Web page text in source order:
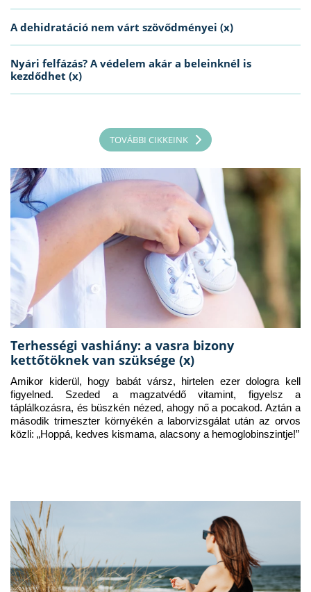
A dehidratáció nem várt szövődményei (x)
Nyári felfázás? A védelem akár a beleinknél is
kezdődhet (x)
TOVÁBBI CIKKEINK
Terhességi vashiány: a vasra bizony
kettőtöknek van szüksége (x)
Amikor kiderül, hogy babát vársz, hirtelen ezer dologra kell
figyelned. Szeded a magzatvédő vitamint, figyelsz a
táplálkozásra, és büszkén nézed, ahogy nő a pocakod. Aztán a
második trimeszter környékén a laborvizsgálat után az orvos
közli: „Hoppá, kedves kismama, alacsony a hemoglobinszintje!”